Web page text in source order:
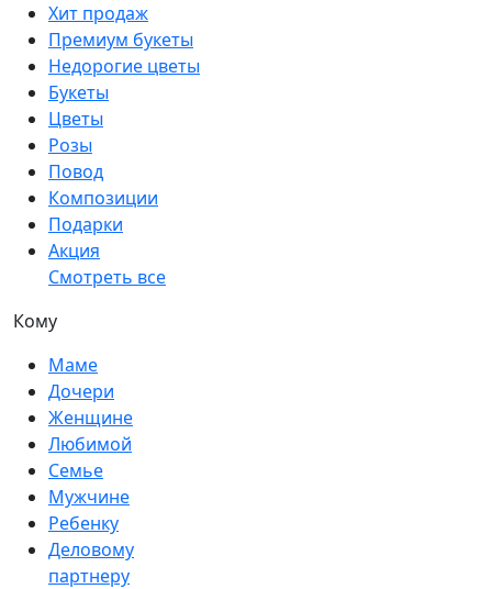
Хит продаж
Премиум букеты
Недорогие цветы
Букеты
Цветы
Розы
Повод
Композиции
Подарки
Акция
Смотреть все
Кому
Маме
Дочери
Женщине
Любимой
Семье
Мужчине
Ребенку
Деловому
партнеру